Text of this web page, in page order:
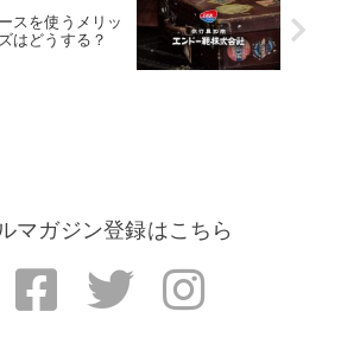
スを使うメリッ
はどうする？
マガジン登録はこちら